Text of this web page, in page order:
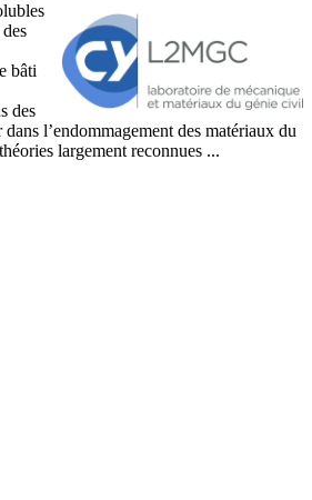
bâti
des
l’endommagement des matériaux du
largement reconnues ...